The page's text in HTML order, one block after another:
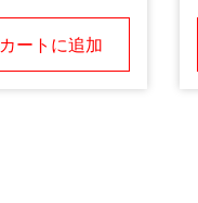
カートに追加